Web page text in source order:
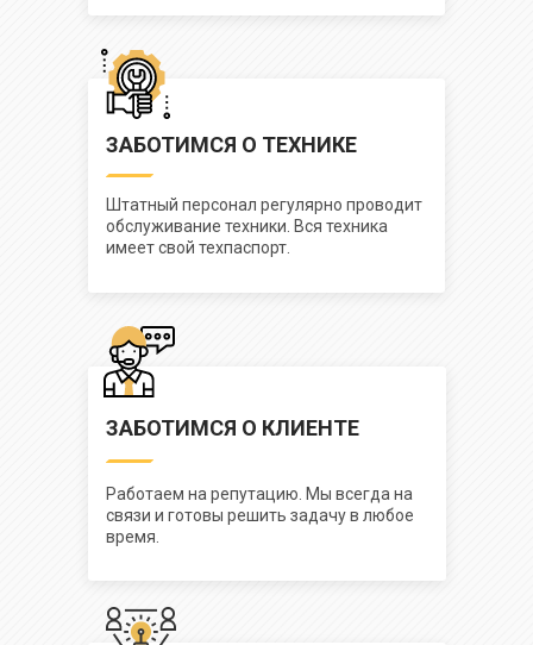
Штатный персонал регулярно проводит
обслуживание техники. Вся техника
имеет свой техпаспорт.
Работаем на репутацию. Мы всегда на
связи и готовы решить задачу в любое
время.
ЗАБОТИМСЯ О ТЕХНИКЕ
ЗАБОТИМСЯ О КЛИЕНТЕ